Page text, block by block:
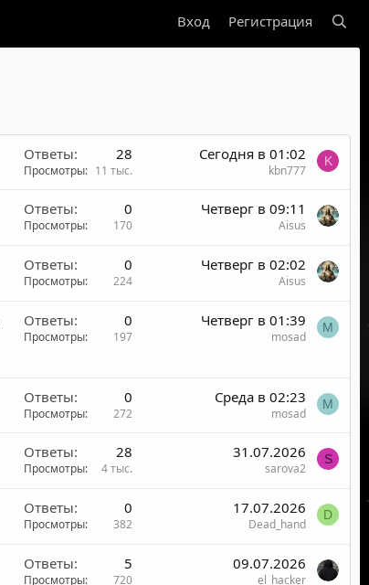
Вход Регистрация
Ответы 28
Просмотры 11 тыс.
Сегодня в 01:02
kbn777
K
Ответы 0
Просмотры 170
Четверг в 09:11
Aisus
Ответы 0
Просмотры 224
Четверг в 02:02
Aisus
Ответы 0
Просмотры 197
Четверг в 01:39
mosad
M
Ответы 0
Просмотры 272
Среда в 02:23
mosad
M
Ответы 28
Просмотры 4 тыс.
31.07.2026
sarova2
S
Ответы 0
Просмотры 382
17.07.2026
Dead_hand
D
Ответы 5
Просмотры 720
09.07.2026
el_hacker